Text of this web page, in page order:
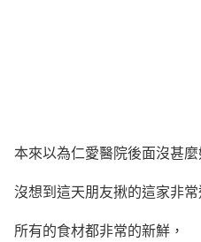
本來以為仁愛醫院後面沒甚麼
沒想到這天朋友揪的這家非常
所有的食材都非常的新鮮，